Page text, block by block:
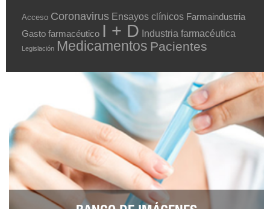
Acceso Coronavirus Ensayos clínicos Farmaindustria
Gasto farmacéutico I + D Industria farmacéutica
Legislación Medicamentos Pacientes